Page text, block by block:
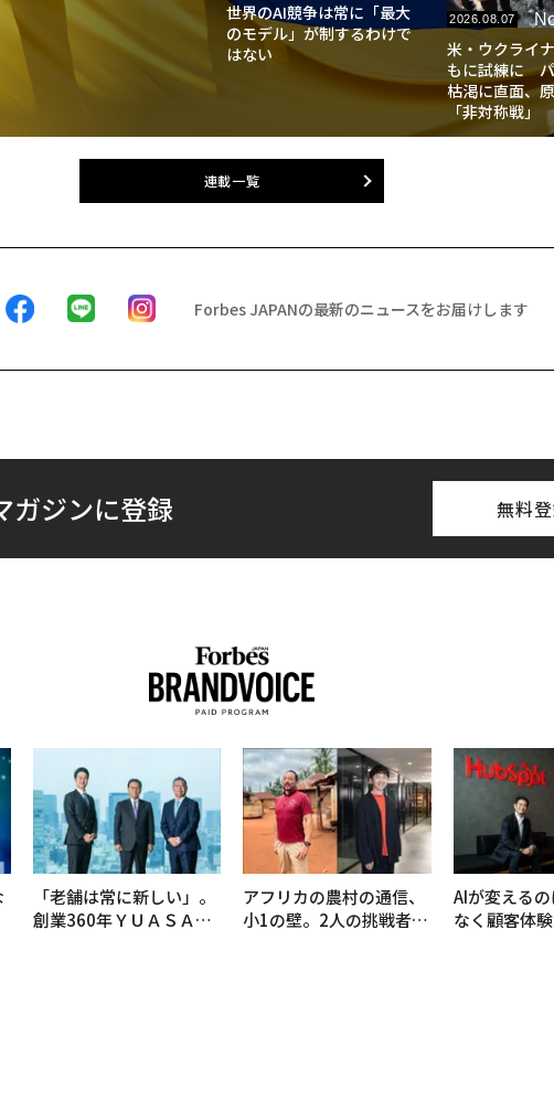
世界のAI競争は常に「最大
のモデル」が制するわけで
はない
2026.08.07
米・ウクライ
もに試練に
枯渇に直面、
「非対称戦」
連載一覧
Forbes JAPANの最新のニュースをお届けします
ガジンに登録 無料
「老舗は常に新しい」。
創業360年ＹＵＡＳＡと
アフリカの農村の通信、
小1の壁。2人の挑戦者が
AIが変える
なく顧客体